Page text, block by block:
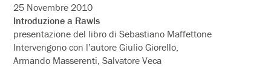
25 Novembre 2010
Introduzione a Rawls
presentazione del libro di Sebastiano Maffettone
Intervengono con l’autore Giulio Giorello,
Armando Masserenti, Salvatore Veca